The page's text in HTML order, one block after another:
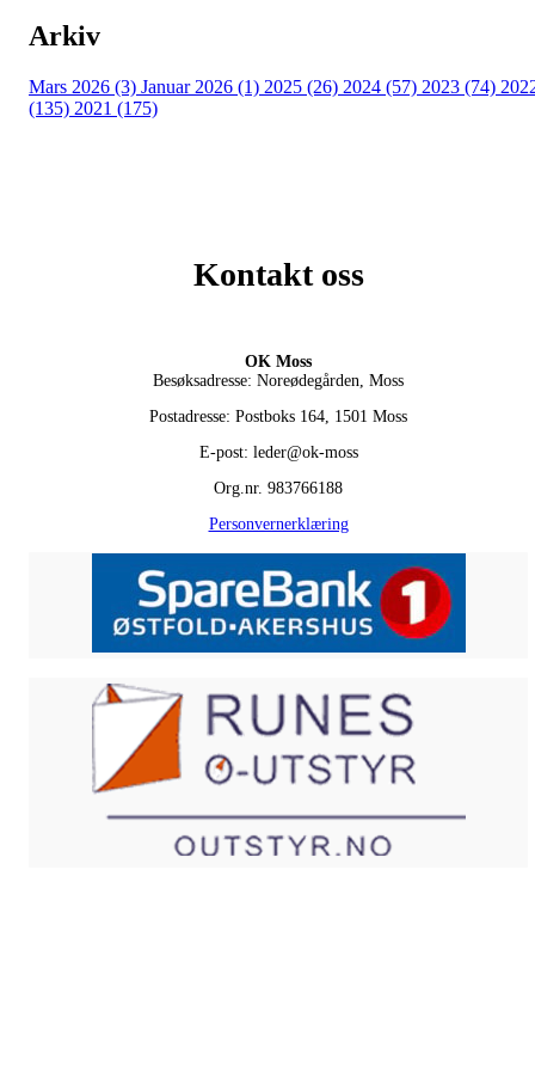
Arkiv
Mars 2026 (3) Januar 2026 (1) 2025 (26) 2024 (57) 2023 (74)
(135) 2021 (175)
Kontakt oss
OK Moss
Besøksadresse: Noreødegården, Moss
Postadresse: Postboks 164, 1501 Moss
E-post: leder@ok-moss
Org.nr. 983766188
Personvernerklæring